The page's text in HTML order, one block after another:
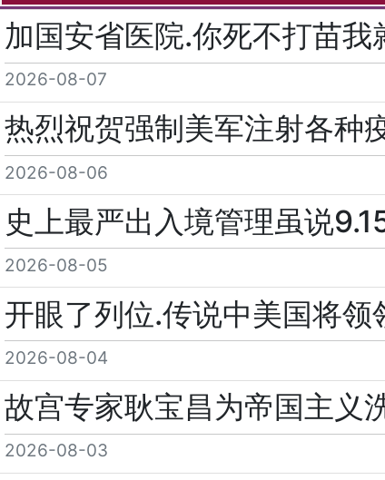
加国安省医院.你死不打苗
2026-08-07
热烈祝贺强制美军注射各种
2026-08-06
史上最严出入境管理虽说
2026-08-05
开眼了列位.传说中美国将
2026-08-04
故宫专家耿宝昌为帝国主义
2026-08-03